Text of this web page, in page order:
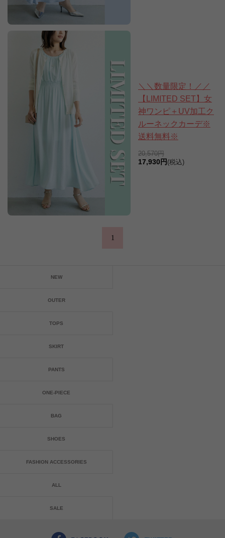
＼＼数量限定！／／
【LIMITED SET】女
神ワンピ＋UV加工ク
ルーネックカーデ※
送料無料※
20,570円
17,930円 (税込)
1
NEW
OUTER
TOPS
SKIRT
PANTS
ONE-PIECE
BAG
SHOES
FASHION ACCESSORIES
ALL
SALE